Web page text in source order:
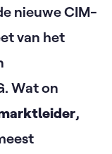
nieuwe CIM-
van het
Wat on
,